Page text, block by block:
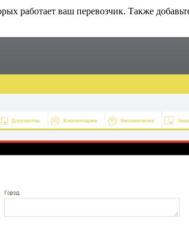
работает ваш перевозчик. Также